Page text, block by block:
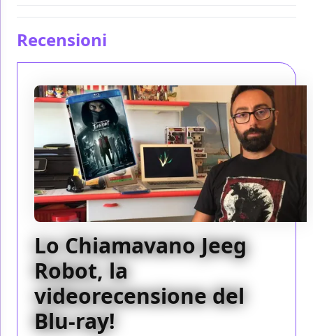
Recensioni
Lo Chiamavano Jeeg
Robot, la
videorecensione del
Blu-ray!